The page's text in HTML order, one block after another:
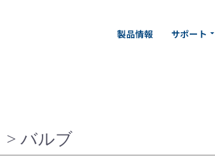
製品情報 サポート arrow_drop_down
> バルブ